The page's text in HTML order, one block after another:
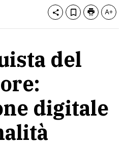
del
digitale